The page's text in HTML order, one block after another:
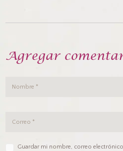
Agregar
Guardar mi nombre, correo